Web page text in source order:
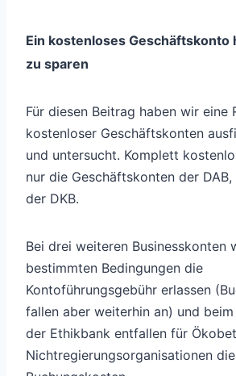
Ein kostenloses Geschäftskonto
zu sparen
Für diesen Beitrag haben wir eine
kostenloser Geschäftskonten
und untersucht. Komplett
nur die Geschäftskonten der
der DKB.
Bei drei weiteren Businesskonten
bestimmten Bedingungen die
Kontoführungsgebühr erlassen
fallen aber weiterhin an) und
der Ethikbank entfallen für
Nichtregierungsorganisationen die